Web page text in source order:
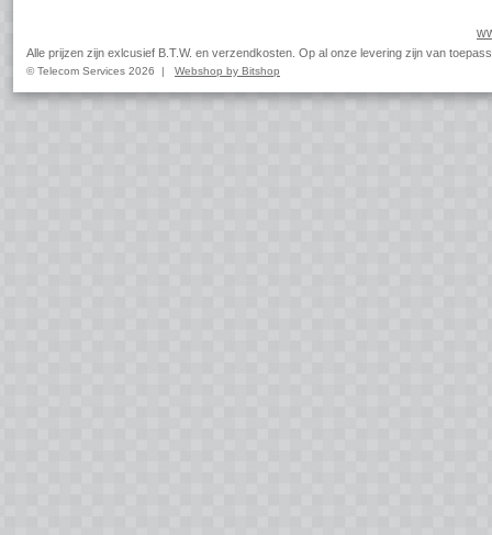
Alle prijzen zijn exlcusief B.T.W. en verzendkosten. Op al onze levering zijn van
© Telecom Services 2026 | Webshop by Bitshop